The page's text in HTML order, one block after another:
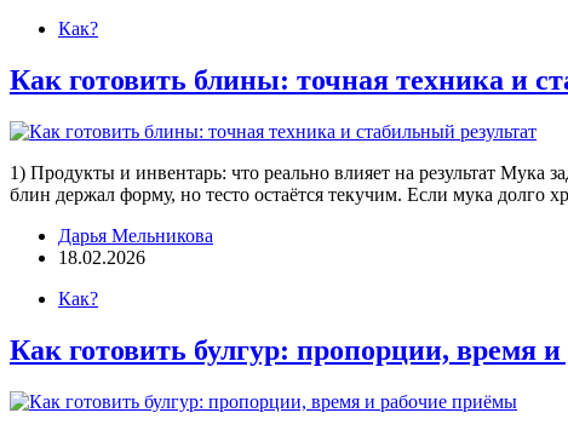
Как?
Как готовить блины: точная техника и
1) Продукты и инвентарь: что реально влияет на результат Мука
блин держал форму, но тесто остаётся текучим. Если мука долго
Дарья Мельникова
18.02.2026
Как?
Как готовить булгур: пропорции, время